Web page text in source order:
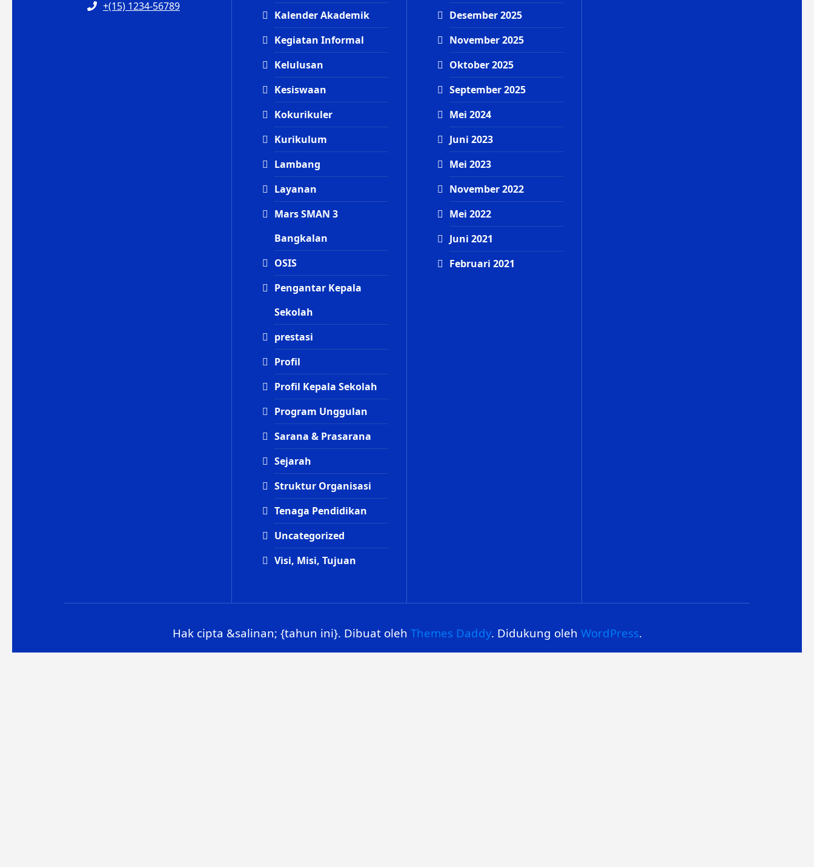
+(15) 1234-56789
Kalender Akademik
Kegiatan Informal
Kelulusan
Kesiswaan
Kokurikuler
Kurikulum
Lambang
Layanan
Mars SMAN 3
Bangkalan
OSIS
Pengantar Kepala
Sekolah
prestasi
Profil
Profil Kepala Sekolah
Program Unggulan
Sarana & Prasarana
Sejarah
Struktur Organisasi
Tenaga Pendidikan
Uncategorized
Visi, Misi, Tujuan
Desember 2025
November 2025
Oktober 2025
September 2025
Mei 2024
Juni 2023
Mei 2023
November 2022
Mei 2022
Juni 2021
Februari 2021
Hak cipta &salinan; {tahun ini}. Dibuat oleh Themes Daddy. Didukung oleh WordPress.